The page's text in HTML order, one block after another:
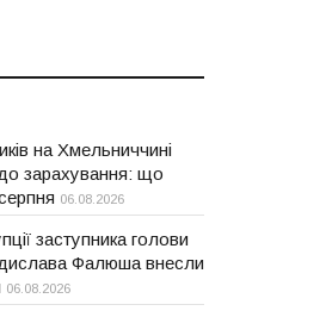
на Хмельниччині
зарахування: що
06.08.2026
заступника голови
Фалюша внесли
06.08.2026